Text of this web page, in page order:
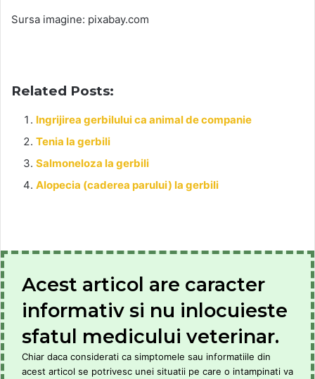
Sursa imagine: pixabay.com
Related Posts:
Ingrijirea gerbilului ca animal de companie
Tenia la gerbili
Salmoneloza la gerbili
Alopecia (caderea parului) la gerbili
Acest articol are caracter
informativ si nu inlocuieste
sfatul medicului veterinar.
Chiar daca considerati ca simptomele sau informatiile din
acest articol se potrivesc unei situatii pe care o intampinati va